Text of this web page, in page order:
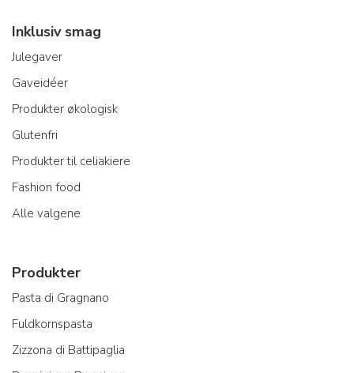
Inklusiv smag
Julegaver
Gaveidéer
Produkter økologisk
Glutenfri
Produkter til celiakiere
Fashion food
Alle valgene
Produkter
Pasta di Gragnano
Fuldkornspasta
Zizzona di Battipaglia